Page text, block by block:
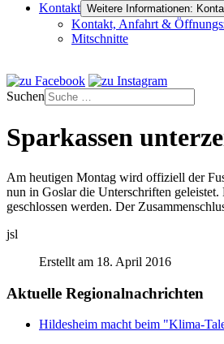
Kontakt Weitere Informationen:
Kontakt, Anfahrt &
Mitschnitte
Suchen
Sparkassen
Am heutigen Montag wird offiziell der
nun in Goslar die Unterschriften
geschlossen werden. Der
jsl
Erstellt am 18. April 2016
Aktuelle Regionalnachrichten
Hildesheim macht beim "Klima-